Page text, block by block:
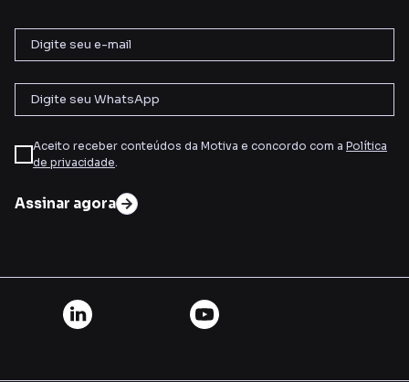
Aceito receber conteúdos da Motiva e concordo com a Política
de privacidade.
Assinar agora